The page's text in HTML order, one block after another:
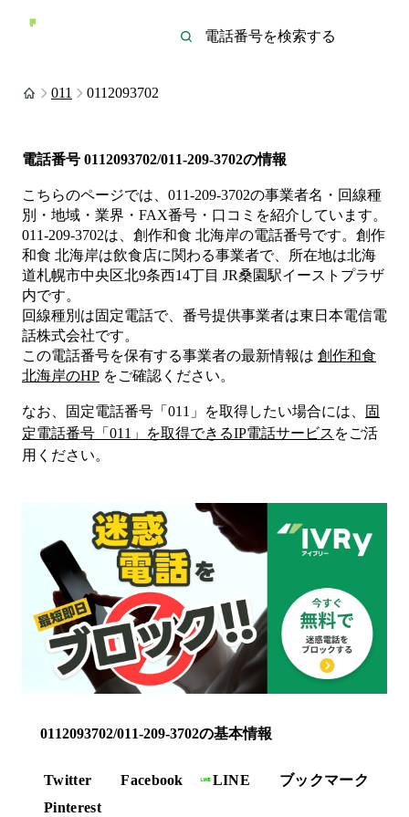
011 0112093702
電話番号 0112093702/011-209-3702の情報
こちらのページでは、 011-209-3702の事業者名・回線種
別・地域・業界・FAX番号・口コミを紹介しています。
011-209-3702は、 創作和食 北海岸の電話番号です。 創作
和食 北海岸は飲食店に関わる事業者で、所在地は北海
道札幌市中央区北9条西14丁目 JR桑園駅イーストプラザ
内です。
回線種別は固定電話で、番号提供事業者は東日本電信電
話株式会社です。
この電話番号を保有する事業者の最新情報は 創作和食
北海岸のHP をご確認ください。
なお、固定電話番号「 011 」を取得したい場合には、
固
定電話番号「 011 」を取得できるIP電話サービス をご活
用ください。
0112093702/011-209-3702の基本情報
Twitter Facebook LINE
ブックマーク
Pinterest